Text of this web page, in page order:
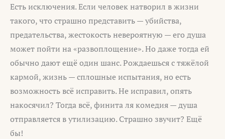
Есть исключения. Если человек натворил в жизни
такого, что страшно представить — убийства,
предательства, жестокость невероятную — его душа
может пойти на «развоплощение». Но даже тогда ей
обычно дают ещё один шанс. Рождаешься с тяжёлой
кармой, жизнь — сплошные испытания, но есть
возможность всё исправить. Не исправил, опять
накосячил? Тогда всё, финита ля комедия — душа
отправляется в утилизацию. Страшно звучит? Ещё
бы!